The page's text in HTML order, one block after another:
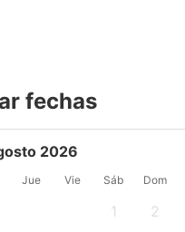
fechas
2026
Jue Vie Sáb Dom
1 2